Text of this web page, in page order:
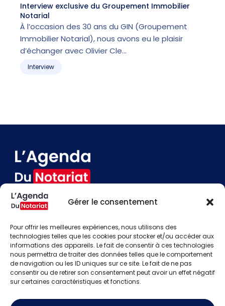
Gérer le consentement
Pour offrir les meilleures expériences, nous utilisons des
technologies telles que les cookies pour stocker et/ou accéder aux
informations des appareils. Le fait de consentir à ces technologies
nous permettra de traiter des données telles que le comportement
de navigation ou les ID uniques sur ce site. Le fait de ne pas
consentir ou de retirer son consentement peut avoir un effet négatif
sur certaines caractéristiques et fonctions.
Interview exclusive du Groupement Immobilier
Notarial
À l’occasion des 30 ans du GIN (Groupement
Immobilier Notarial), nous avons eu le plaisir
d’échanger avec Olivier Cle…
Interview
Contact
Besoin d'aide
Actualités
Évènements
Offres d'emploi
Candidats
S'identifier